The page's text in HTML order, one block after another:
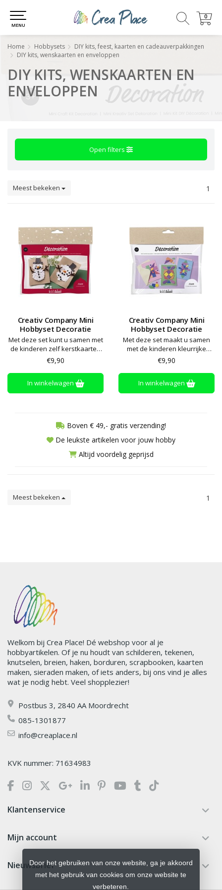
0
0
MENU
Home Hobbysets
DIY kits, feest, kaarten en cadeauverpakkingen
DIY kits, wenskaarten en enveloppen
DIY KITS, WENSKAARTEN EN
ENVELOPPEN
Open filters
Meest bekeken 1
Creativ Company Mini
Hobbyset Decoratie
Met deze set kunt u samen met
de kinderen zelf kerstkaarten
maken met de schattigste
sneeuwpoppen. De set bevat
alle materialen en instructies
die u nodig hebt
€9,90
In winkelwagen
Creativ Company Mini
Hobbyset Decoratie
Met deze set maakt u samen
met de kinderen kleurrijke
kartonnen kaarten met unieke
zenpatronen. Bevat materialen
voor zes decoraties en alle
instructies die u nodig hebt
€9,90
In winkelwagen
Boven € 49,- gratis verzending!
De leukste artikelen voor jouw hobby
Altijd voordelig geprijsd
Meest bekeken 1
Welkom bij Crea Place! Dé webshop voor al je
hobbyartikelen. Of je nu houdt van schilderen, tekenen,
knutselen, breien, haken, borduren, scrapbooken, kaarten
maken, sieraden maken, of iets anders, bij ons vind je alles
wat je nodig hebt. Veel shopplezier!
Postbus 3, 2840 AA Moordrecht
085-1301877
info@creaplace.nl
KVK nummer: 71634983
Klantenservice
Mijn account
Nieuwsbrief
Door het gebruiken van onze website, ga je akkoord
met het gebruik van cookies om onze website te
verbeteren.